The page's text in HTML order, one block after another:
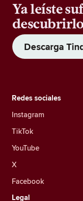
Ya leíste
Descarga
Redes sociales
Instagram
TikTok
YouTube
X
Facebook
Legal